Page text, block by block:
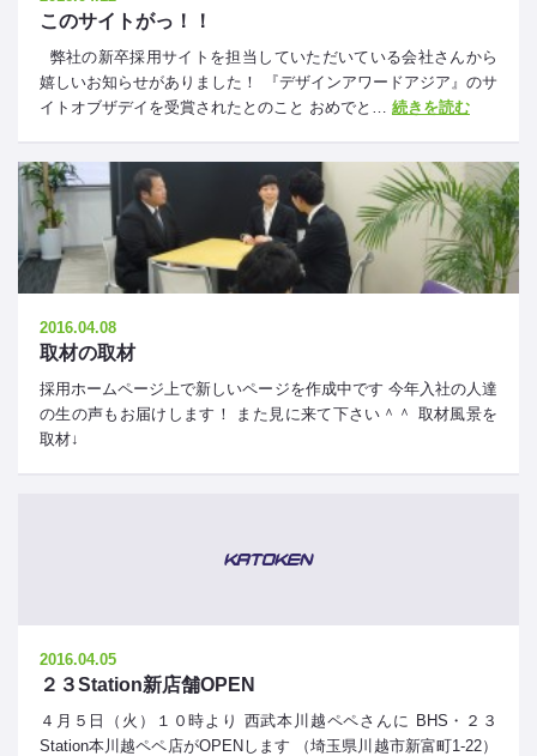
このサイトがっ！！
弊社の新卒採用サイトを担当していただいている会社さんから
嬉しいお知らせがありました！ 『デザインアワードアジア』のサ
イトオブザデイを受賞されたとのこと おめでと… 続きを読む
2016.04.08
取材の取材
採用ホームページ上で新しいページを作成中です 今年入社の人達
の生の声もお届けします！ また見に来て下さい＾＾ 取材風景を
取材↓
2016.04.05
２３Station新店舗OPEN
４月５日（火）１０時より 西武本川越ペペさんに BHS・２３
Station本川越ペペ店がOPENします （埼玉県川越市新富町1-22）